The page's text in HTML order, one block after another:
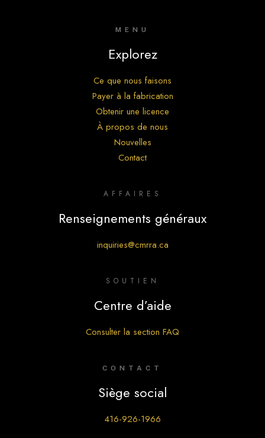
MENU
Explorez
Ce que nous faisons
Payer à la fabrication
Obtenir une licence
À propos de nous
Nouvelles
Contact
AFFAIRES
Renseignements généraux
inquiries@cmrra.ca
SOUTIEN
Centre d’aide
Consulter la section FAQ
CONTACT
Siège social
416-926-1966